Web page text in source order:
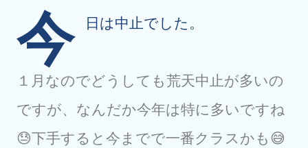
今 日は中止でした。
１月なのでどうしても荒天中止が多いの
ですが、なんだか今年は特に多いですね
😓下手すると今までで一番クラスかも😅